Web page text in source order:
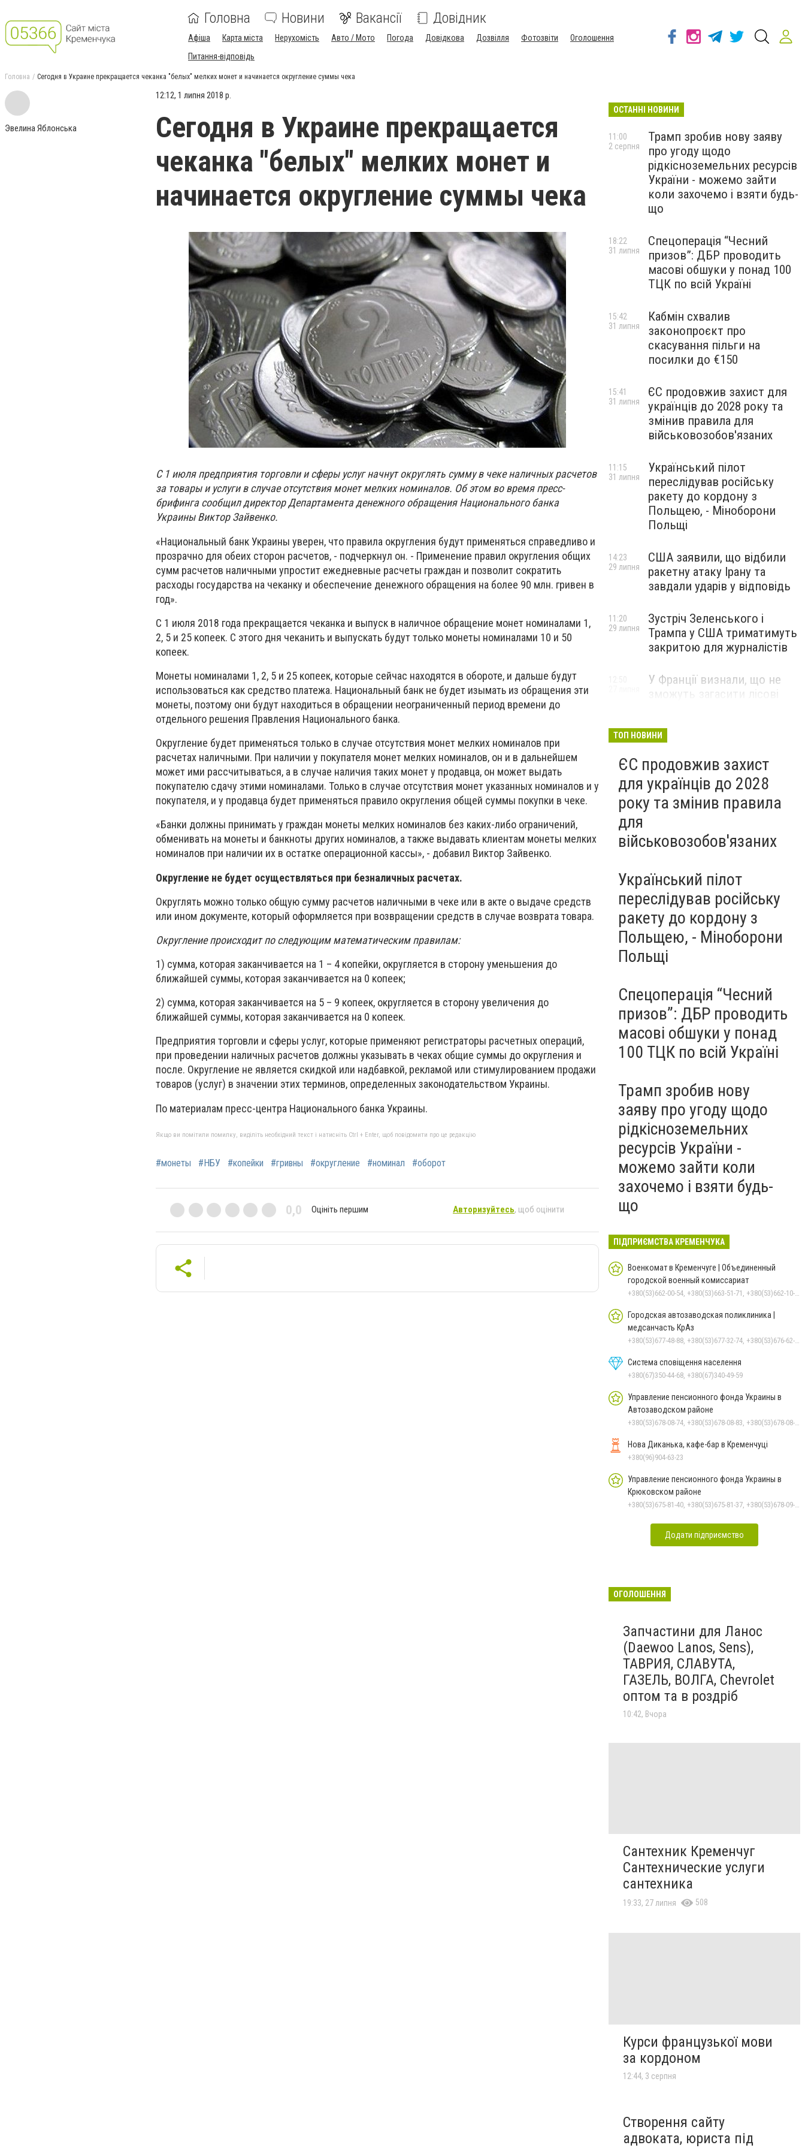
Головна Новини Вакансії Довідник
Афіша Карта міста Нерухомість Авто / Мото Погода Довідкова Дозвілля Фотозвіти
Оголошення
Питання-відповідь
Головна Сегодня в Украине прекращается чеканка "белых" мелких монет и начинается округление суммы чека
Эвелина Яблонська
12:12, 1 липня 2018 р.
Сегодня в Украине прекращается
чеканка "белых" мелких монет и
начинается округление суммы чека
С 1 июля предприятия торговли и сферы услуг начнут округлять сумму в чеке наличных расчетов
за товары и услуги в случае отсутствия монет мелких номиналов. Об этом во время пресс-
брифинга сообщил директор Департамента денежного обращения Национального банка
Украины Виктор Зайвенко.
«Национальный банк Украины уверен, что правила округления будут применяться справедливо и
прозрачно для обеих сторон расчетов, - подчеркнул он. - Применение правил округления общих
сумм расчетов наличными упростит ежедневные расчеты граждан и позволит сократить
расходы государства на чеканку и обеспечение денежного обращения на более 90 млн. гривен в
год».
С 1 июля 2018 года прекращается чеканка и выпуск в наличное обращение монет номиналами 1,
2, 5 и 25 копеек. С этого дня чеканить и выпускать будут только монеты номиналами 10 и 50
копеек.
Монеты номиналами 1, 2, 5 и 25 копеек, которые сейчас находятся в обороте, и дальше будут
использоваться как средство платежа. Национальный банк не будет изымать из обращения эти
монеты, поэтому они будут находиться в обращении неограниченный период времени до
отдельного решения Правления Национального банка.
Округление будет применяться только в случае отсутствия монет мелких номиналов при
расчетах наличными. При наличии у покупателя монет мелких номиналов, он и в дальнейшем
может ими рассчитываться, а в случае наличия таких монет у продавца, он может выдать
покупателю сдачу этими номиналами. Только в случае отсутствия монет указанных номиналов и у
покупателя, и у продавца будет применяться правило округления общей суммы покупки в чеке.
«Банки должны принимать у граждан монеты мелких номиналов без каких-либо ограничений,
обменивать на монеты и банкноты других номиналов, а также выдавать клиентам монеты мелких
номиналов при наличии их в остатке операционной кассы», - добавил Виктор Зайвенко.
Округление не будет осуществляться при безналичных расчетах.
Округлять можно только общую сумму расчетов наличными в чеке или в акте о выдаче средств
или ином документе, который оформляется при возвращении средств в случае возврата товара.
Округление происходит по следующим математическим правилам:
1) сумма, которая заканчивается на 1 – 4 копейки, округляется в сторону уменьшения до
ближайшей суммы, которая заканчивается на 0 копеек;
2) сумма, которая заканчивается на 5 – 9 копеек, округляется в сторону увеличения до
ближайшей суммы, которая заканчивается на 0 копеек.
Предприятия торговли и сферы услуг, которые применяют регистраторы расчетных операций,
при проведении наличных расчетов должны указывать в чеках общие суммы до округления и
после. Округление не является скидкой или надбавкой, рекламой или стимулированием продажи
товаров (услуг) в значении этих терминов, определенных законодательством Украины.
По материалам пресс-центра Национального банка Украины.
Якщо ви помітили помилку, виділіть необхідний текст і натисніть Ctrl + Enter, щоб повідомити про це редакцію
#монеты #НБУ #копейки #гривны #округление #номинал #оборот
0,0 Оцініть першим Авторизуйтесь, щоб оцінити
ОСТАННІ НОВИНИ
Трамп зробив нову заяву
про угоду щодо
рідкісноземельних ресурсів
України - можемо зайти
коли захочемо і взяти будь-
що
11:00
2 серпня
Спецоперація “Чесний
призов”: ДБР проводить
масові обшуки у понад 100
ТЦК по всій Україні
18:22
31 липня
Кабмін схвалив
законопроєкт про
скасування пільги на
посилки до €150
15:42
31 липня
ЄС продовжив захист для
українців до 2028 року та
змінив правила для
військовозобов'язаних
15:41
31 липня
Український пілот
переслідував російську
ракету до кордону з
Польщею, - Міноборони
Польщі
11:15
31 липня
США заявили, що відбили
ракетну атаку Ірану та
завдали ударів у відповідь
14:23
29 липня
Зустріч Зеленського і
Трампа у США триматимуть
закритою для журналістів
11:20
29 липня
У Франції визнали, що не
ТОП НОВИНИ
ЄС продовжив захист
для українців до 2028
року та змінив правила
для
військовозобов'язаних
Український пілот
переслідував російську
ракету до кордону з
Польщею, - Міноборони
Польщі
Спецоперація “Чесний
призов”: ДБР проводить
масові обшуки у понад
100 ТЦК по всій Україні
Трамп зробив нову
заяву про угоду щодо
рідкісноземельних
ресурсів України -
можемо зайти коли
захочемо і взяти будь-
що
ПІДПРИЄМСТВА КРЕМЕНЧУКА
Военкомат в Кременчуге | Объединенный
городской военный комиссариат
+380(53)662-00-54, +380(53)663-51-71, +380(53)662-10-35
Городская автозаводская поликлиника |
медсанчасть КрАз
+380(53)677-48-88, +380(53)677-32-74, +380(53)676-62-99, +380536766187
Система сповіщення населення
+380(67)350-44-68, +380(67)340-49-59
Управление пенсионного фонда Украины в
Автозаводском районе
+380(53)678-08-74, +380(53)678-08-83, +380(53)678-08-41, +380(53)678-08-86, +380(53)678-09-05
Нова Диканька, кафе-бар в Кременчуці
+380(96)904-63-23
Управление пенсионного фонда Украины в
Крюковском районе
+380(53)675-81-40, +380(53)675-81-37, +380(53)678-09-01, +380(53)675-81-32, +380(53)675-81-33, +380(53)675-81-38, +380(53)675-81-31, +380(53)678-08-87
Додати підприємство
ОГОЛОШЕННЯ
Запчастини для Ланос
(Daewoo Lanos, Sens),
ТАВРИЯ, СЛАВУТА,
ГАЗЕЛЬ, ВОЛГА, Chevrolet
оптом та в роздріб
10:42, Вчора
Сантехник Кременчуг
Сантехнические услуги
сантехника
19:33, 27 липня 508
Курси французької мови
за кордоном
12:44, 3 серпня
Створення сайту
адвоката, юриста під